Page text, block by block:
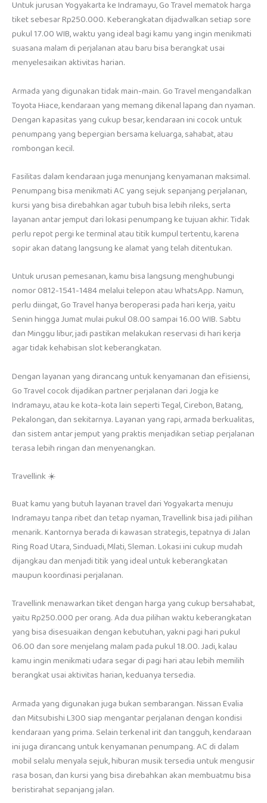
Untuk jurusan Yogyakarta ke Indramayu, Go Travel mematok harga
tiket sebesar Rp250.000. Keberangkatan dijadwalkan setiap sore
pukul 17.00 WIB, waktu yang ideal bagi kamu yang ingin menikmati
suasana malam di perjalanan atau baru bisa berangkat usai
menyelesaikan aktivitas harian.
Armada yang digunakan tidak main-main. Go Travel mengandalkan
Toyota Hiace, kendaraan yang memang dikenal lapang dan nyaman.
Dengan kapasitas yang cukup besar, kendaraan ini cocok untuk
penumpang yang bepergian bersama keluarga, sahabat, atau
rombongan kecil.
Fasilitas dalam kendaraan juga menunjang kenyamanan maksimal.
Penumpang bisa menikmati AC yang sejuk sepanjang perjalanan,
kursi yang bisa direbahkan agar tubuh bisa lebih rileks, serta
layanan antar jemput dari lokasi penumpang ke tujuan akhir. Tidak
perlu repot pergi ke terminal atau titik kumpul tertentu, karena
sopir akan datang langsung ke alamat yang telah ditentukan.
Untuk urusan pemesanan, kamu bisa langsung menghubungi
nomor 0812-1541-1484 melalui telepon atau WhatsApp. Namun,
perlu diingat, Go Travel hanya beroperasi pada hari kerja, yaitu
Senin hingga Jumat mulai pukul 08.00 sampai 16.00 WIB. Sabtu
dan Minggu libur, jadi pastikan melakukan reservasi di hari kerja
agar tidak kehabisan slot keberangkatan.
Dengan layanan yang dirancang untuk kenyamanan dan efisiensi,
Go Travel cocok dijadikan partner perjalanan dari Jogja ke
Indramayu, atau ke kota-kota lain seperti Tegal, Cirebon, Batang,
Pekalongan, dan sekitarnya. Layanan yang rapi, armada berkualitas,
dan sistem antar jemput yang praktis menjadikan setiap perjalanan
terasa lebih ringan dan menyenangkan.
Travellink ☀️
Buat kamu yang butuh layanan travel dari Yogyakarta menuju
Indramayu tanpa ribet dan tetap nyaman, Travellink bisa jadi pilihan
menarik. Kantornya berada di kawasan strategis, tepatnya di Jalan
Ring Road Utara, Sinduadi, Mlati, Sleman. Lokasi ini cukup mudah
dijangkau dan menjadi titik yang ideal untuk keberangkatan
maupun koordinasi perjalanan.
Travellink menawarkan tiket dengan harga yang cukup bersahabat,
yaitu Rp250.000 per orang. Ada dua pilihan waktu keberangkatan
yang bisa disesuaikan dengan kebutuhan, yakni pagi hari pukul
06.00 dan sore menjelang malam pada pukul 18.00. Jadi, kalau
kamu ingin menikmati udara segar di pagi hari atau lebih memilih
berangkat usai aktivitas harian, keduanya tersedia.
Armada yang digunakan juga bukan sembarangan. Nissan Evalia
dan Mitsubishi L300 siap mengantar perjalanan dengan kondisi
kendaraan yang prima. Selain terkenal irit dan tangguh, kendaraan
ini juga dirancang untuk kenyamanan penumpang. AC di dalam
mobil selalu menyala sejuk, hiburan musik tersedia untuk mengusir
rasa bosan, dan kursi yang bisa direbahkan akan membuatmu bisa
beristirahat sepanjang jalan.